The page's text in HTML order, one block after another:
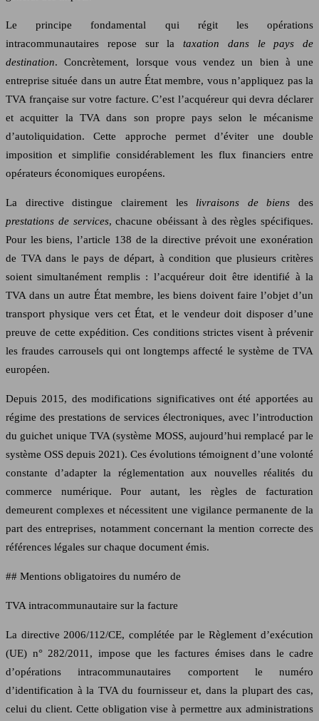
Le principe fondamental qui régit les opérations
intracommunautaires repose sur la taxation dans le pays de
destination. Concrètement, lorsque vous vendez un bien à une
entreprise située dans un autre État membre, vous n’appliquez pas la
TVA française sur votre facture. C’est l’acquéreur qui devra déclarer
et acquitter la TVA dans son propre pays selon le mécanisme
d’autoliquidation. Cette approche permet d’éviter une double
imposition et simplifie considérablement les flux financiers entre
opérateurs économiques européens.
La directive distingue clairement les livraisons de biens des
prestations de services, chacune obéissant à des règles spécifiques.
Pour les biens, l’article 138 de la directive prévoit une exonération
de TVA dans le pays de départ, à condition que plusieurs critères
soient simultanément remplis : l’acquéreur doit être identifié à la
TVA dans un autre État membre, les biens doivent faire l’objet d’un
transport physique vers cet État, et le vendeur doit disposer d’une
preuve de cette expédition. Ces conditions strictes visent à prévenir
les fraudes carrousels qui ont longtemps affecté le système de TVA
européen.
Depuis 2015, des modifications significatives ont été apportées au
régime des prestations de services électroniques, avec l’introduction
du guichet unique TVA (système MOSS, aujourd’hui remplacé par le
système OSS depuis 2021). Ces évolutions témoignent d’une volonté
constante d’adapter la réglementation aux nouvelles réalités du
commerce numérique. Pour autant, les règles de facturation
demeurent complexes et nécessitent une vigilance permanente de la
part des entreprises, notamment concernant la mention correcte des
références légales sur chaque document émis.
## Mentions obligatoires du numéro de
TVA intracommunautaire sur la facture
La directive 2006/112/CE, complétée par le Règlement d’exécution
(UE) n° 282/2011, impose que les factures émises dans le cadre
d’opérations intracommunautaires comportent le numéro
d’identification à la TVA du fournisseur et, dans la plupart des cas,
celui du client. Cette obligation vise à permettre aux administrations